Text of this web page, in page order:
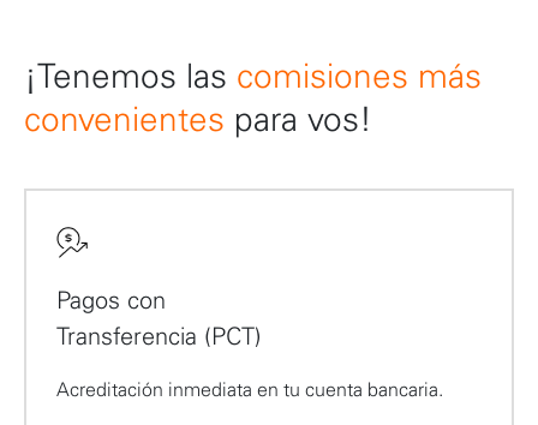
¡Tenemos las comisiones más
convenientes para vos!
Pagos con
Transferencia (PCT)
Acreditación inmediata en tu cuenta bancaria.